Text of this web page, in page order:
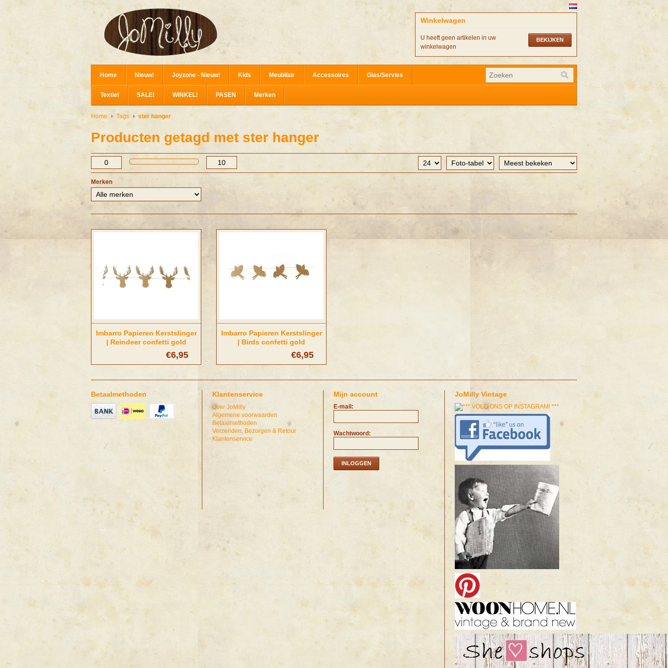
Winkelwagen
BEKIJKEN
U heeft geen artikelen in uw
winkelwagen
Home Nieuw! Joyzone - Nieuw! Kids Meubilair Accessoires Glas/Servies
Textiel SALE! WINKEL! PASEN Merken
Home Tags ster hanger
Producten getagd met ster hanger
Merken
Imbarro Papieren Kerstslinger
| Reindeer confetti gold
€6,95
Imbarro Papieren Kerstslinger
| Birds confetti gold
€6,95
Betaalmethoden Klantenservice
Over JoMilly
Algemene voorwaarden
Betaalmethoden
Verzenden, Bezorgen & Retour
Klantenservice
Mijn account
E-mail:
Wachtwoord:
INLOGGEN
JoMilly Vintage